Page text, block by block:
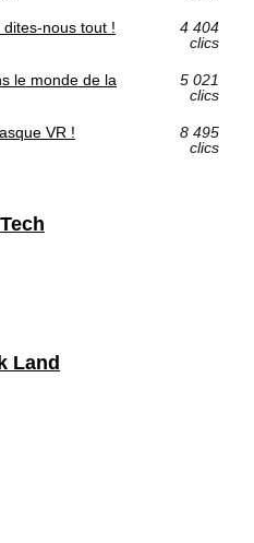
nous tout !
4 404
clics
le monde de la
5 021
clics
VR !
8 495
clics
Land